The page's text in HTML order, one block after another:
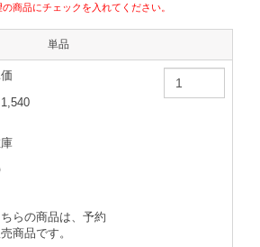
商品にチェックを入れてください。
単品
1,540
ちらの商品は、予約
商品です。